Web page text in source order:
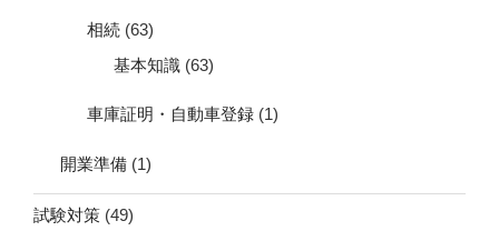
相続 (63)
基本知識 (63)
車庫証明・自動車登録 (1)
開業準備 (1)
試験対策 (49)